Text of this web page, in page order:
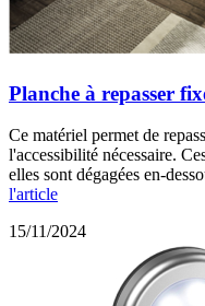
Planche à repasser
Ce matériel permet de
l'accessibilité nécessaire.
elles sont dégagées en-
l'article
15/11/2024